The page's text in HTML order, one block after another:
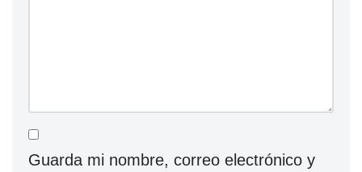
Guarda mi nombre, correo electrónico y